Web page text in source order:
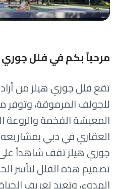
مرحباً بكم في فلل
تقع فلل جوري هيلز من
للجولف المرموقة، وتوفر
المعيشة الفخمة والروعة
العقاري في دبي بمشاريعه
جوري هيلز تقف شاهداً
تصميم هذه الفلل لتأسر
الهدوء، وتعيد تعريف